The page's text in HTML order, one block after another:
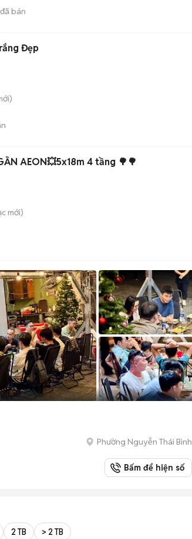
đã bán
Đẹp
AEON💥5x18m 4 tầng 🌳🌳
mới)
Phường Nguyễn Thái Bình
Bấm để hiện số
2 TB > 2 TB